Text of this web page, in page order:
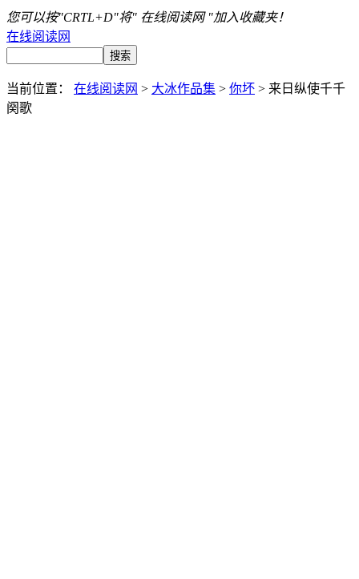
您可以按"CRTL+D"将" 在线阅读网 "加入收藏夹！
在线阅读网
当前位置： 在线阅读网 > 大冰作品集 > 你坏 > 来日纵使千千
阕歌